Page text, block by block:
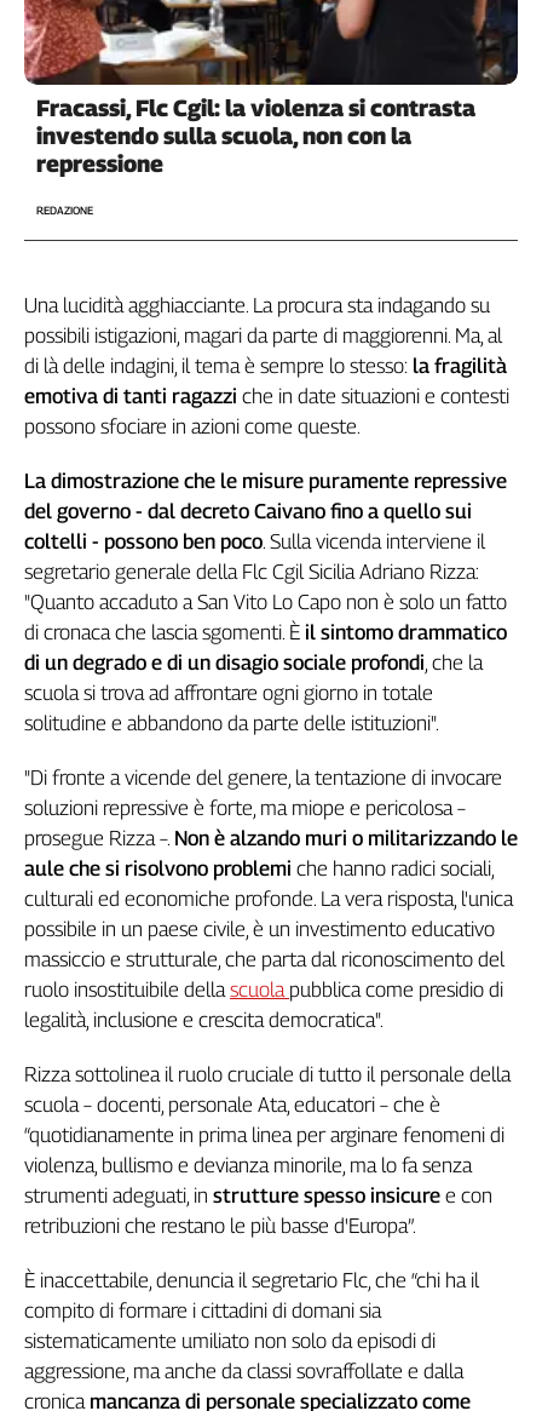
Inserti
Idea
Diffusa
InFlai
trasmissioni
in
Progress
L'Italia
nel
Lavoro
Abruzzo-
Molise
Alto
Adige
Basilicata
Calabria
Campania
Emilia-
Romagna
Venezia
Giulia
Lazio
Liguria
Lombardia
Marche
Piemonte
Puglia
Sardegna
Sicilia
Toscana
Trentino
Umbria
Valle
D'Aosta
Archivio
Storico
1955-
Fracassi, Flc Cgil: la violenza si contrasta
investendo sulla scuola, non con la
repressione
REDAZIONE
Una lucidità agghiacciante. La procura sta indagando su
possibili istigazioni, magari da parte di maggiorenni. Ma, al
di là delle indagini, il tema è sempre lo stesso: la fragilità
emotiva di tanti ragazzi che in date situazioni e contesti
possono sfociare in azioni come queste.
La dimostrazione che le misure puramente repressive
del governo - dal decreto Caivano fino a quello sui
coltelli - possono ben poco. Sulla vicenda interviene il
segretario generale della Flc Cgil Sicilia Adriano Rizza:
"Quanto accaduto a San Vito Lo Capo non è solo un fatto
di cronaca che lascia sgomenti. È il sintomo drammatico
di un degrado e di un disagio sociale profondi , che la
scuola si trova ad affrontare ogni giorno in totale
solitudine e abbandono da parte delle istituzioni".
"Di fronte a vicende del genere, la tentazione di invocare
soluzioni repressive è forte, ma miope e pericolosa –
prosegue Rizza –. Non è alzando muri o militarizzando le
aule che si risolvono problemi che hanno radici sociali,
culturali ed economiche profonde. La vera risposta, l'unica
possibile in un paese civile, è un investimento educativo
massiccio e strutturale, che parta dal riconoscimento del
ruolo insostituibile della scuola pubblica come presidio di
legalità, inclusione e crescita democratica".
Rizza sottolinea il ruolo cruciale di tutto il personale della
scuola – docenti, personale Ata, educatori – che è
“quotidianamente in prima linea per arginare fenomeni di
violenza, bullismo e devianza minorile, ma lo fa senza
strumenti adeguati, in strutture spesso insicure e con
retribuzioni che restano le più basse d'Europa”.
È inaccettabile, denuncia il segretario Flc, che “chi ha il
compito di formare i cittadini di domani sia
sistematicamente umiliato non solo da episodi di
aggressione, ma anche da classi sovraffollate e dalla
cronica mancanza di personale specializzato come